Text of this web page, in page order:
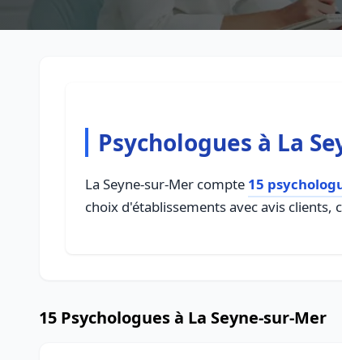
Psychologues à La
La Seyne-sur-Mer compte 15
choix d'établissements avec avis clients,
15 Psychologues à La Seyne-sur-Mer